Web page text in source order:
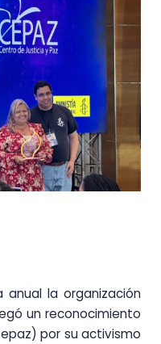
la organización
un reconocimiento
por su activismo